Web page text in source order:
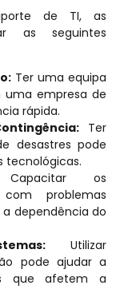
de TI, as
as seguintes
Ter uma equipa
empresa de
rápida.
Ter
desastres pode
tecnológicas.
os
problemas
dependência do
Utilizar
pode ajudar a
que afetem a